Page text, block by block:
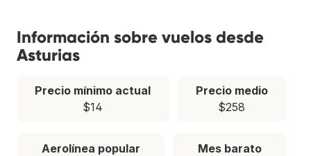
Información sobre vuelos desde
Asturias
Precio mínimo actual
$14
Precio medio
$258
Aerolínea popular
Mes barato